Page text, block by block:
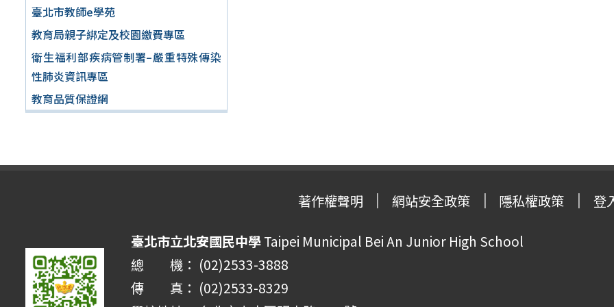
臺北市教師e學苑
教育局親子綁定及校園繳費專區
衛生福利部疾病管制署–嚴重特殊傳染
性肺炎資訊專區
教育品質保證網
著作權聲明 網站安全政策 隱私權政策 登
臺北市立北安國民中學Taipei Municipal Bei An Junior High School
總 機： (02)2533-3888
傳 真： (02)2533-8329